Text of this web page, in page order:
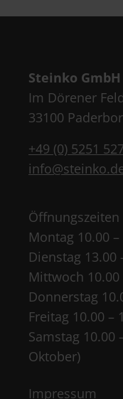
Steinko GmbH
Im Dörener
33100
+49 (0) 5251
Öffnungszeiten
Montag 10.00
Dienstag 13.00
Mittwoch 10.00
Donnerstag
Freitag 10.00 –
Samstag 10.00
Oktober)
Impressum